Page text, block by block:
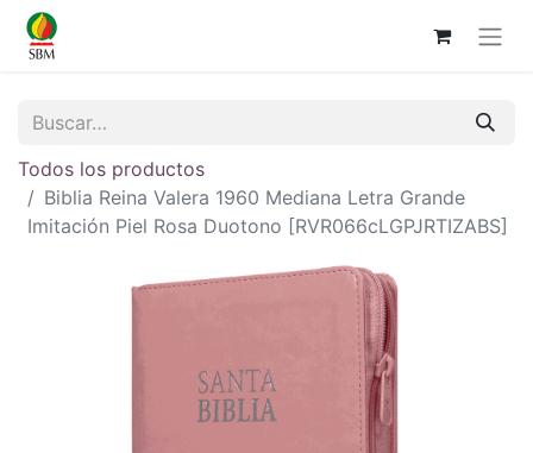
Todos los productos
Biblia Reina Valera 1960 Mediana Letra Grande
Imitación Piel Rosa Duotono [RVR066cLGPJRTIZABS]